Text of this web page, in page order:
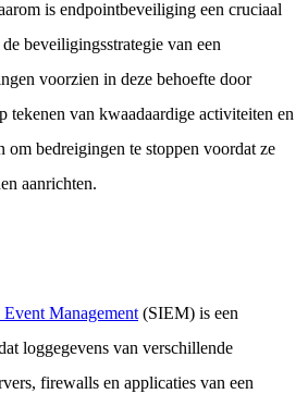
is endpointbeveiliging een cruciaal
beveiligingsstrategie van een
voorzien in deze behoefte door
tekenen van kwaadaardige activiteiten en
om bedreigingen te stoppen voordat ze
aanrichten.
Management(SIEM) is een
loggegevens van verschillende
firewalls en applicaties van een